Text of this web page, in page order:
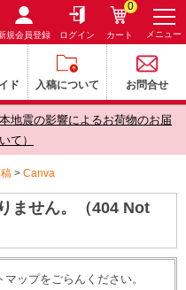
規会員登録 ログイン カート
0
メニュー
ド 入稿について お問合せ
地震の影響によるお荷物のお届
て）
> Canva
ません。（404 Not
ップをごらんください。